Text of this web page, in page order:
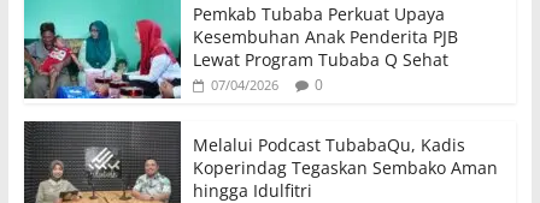
Pemkab Tubaba Perkuat Upaya
Kesembuhan Anak Penderita PJB
Lewat Program Tubaba Q Sehat
07/04/2026 0
Melalui Podcast TubabaQu, Kadis
Koperindag Tegaskan Sembako Aman
hingga Idulfitri